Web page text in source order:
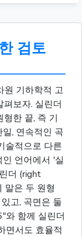
검토
원 기하학적 고
보자. 실린더
한 끝, 즉 기
, 연속적인 곡
술적으로 다른
언어에서 '실
더 (right
말은 두 원형
고, 곡면은 둘
와 함께 실린더
면서도 효율적